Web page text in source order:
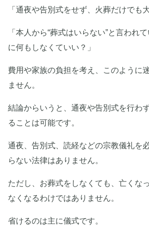
「通夜や告別式をせず、火葬だけでも
「本人から“葬式はいらない”と言われ
に何もしなくていい？」
費用や家族の負担を考え、このように
ません。
結論からいうと、通夜や告別式を行わ
ることは可能です。
通夜、告別式、読経などの宗教儀礼を
らない法律はありません。
ただし、お葬式をしなくても、亡くな
なくなるわけではありません。
省けるのは主に儀式です。